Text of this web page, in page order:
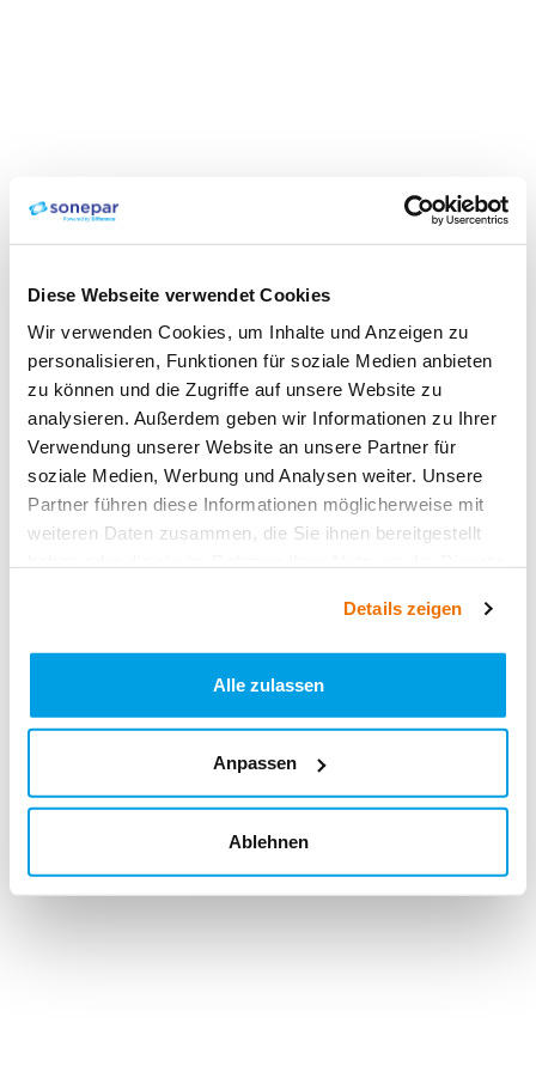
Diese Webseite verwendet Cookies
Wir verwenden Cookies, um Inhalte und Anzeigen zu
personalisieren, Funktionen für soziale Medien anbieten
zu können und die Zugriffe auf unsere Website zu
analysieren. Außerdem geben wir Informationen zu Ihrer
Verwendung unserer Website an unsere Partner für
soziale Medien, Werbung und Analysen weiter. Unsere
Partner führen diese Informationen möglicherweise mit
weiteren Daten zusammen, die Sie ihnen bereitgestellt
Details zeigen
Alle zulassen
Anpassen
Ablehnen